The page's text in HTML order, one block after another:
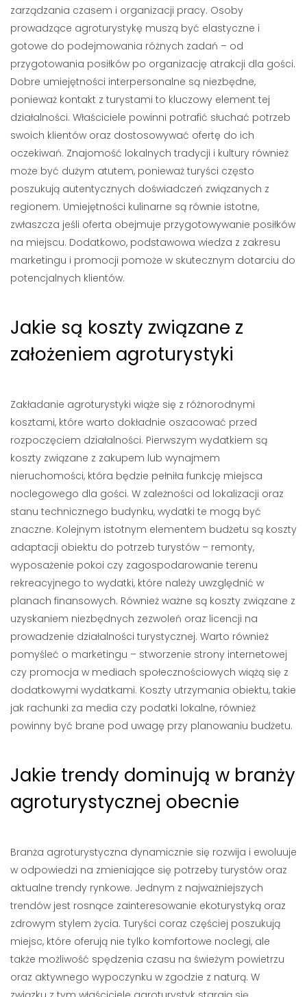
zarządzania czasem i organizacji pracy. Osoby
prowadzące agroturystykę muszą być elastyczne i
gotowe do podejmowania różnych zadań – od
przygotowania posiłków po organizację atrakcji dla gości.
Dobre umiejętności interpersonalne są niezbędne,
ponieważ kontakt z turystami to kluczowy element tej
działalności. Właściciele powinni potrafić słuchać potrzeb
swoich klientów oraz dostosowywać ofertę do ich
oczekiwań. Znajomość lokalnych tradycji i kultury również
może być dużym atutem, ponieważ turyści często
poszukują autentycznych doświadczeń związanych z
regionem. Umiejętności kulinarne są równie istotne,
zwłaszcza jeśli oferta obejmuje przygotowywanie posiłków
na miejscu. Dodatkowo, podstawowa wiedza z zakresu
marketingu i promocji pomoże w skutecznym dotarciu do
potencjalnych klientów.
Jakie są koszty związane z
założeniem agroturystyki
Zakładanie agroturystyki wiąże się z różnorodnymi
kosztami, które warto dokładnie oszacować przed
rozpoczęciem działalności. Pierwszym wydatkiem są
koszty związane z zakupem lub wynajmem
nieruchomości, która będzie pełniła funkcję miejsca
noclegowego dla gości. W zależności od lokalizacji oraz
stanu technicznego budynku, wydatki te mogą być
znaczne. Kolejnym istotnym elementem budżetu są koszty
adaptacji obiektu do potrzeb turystów – remonty,
wyposażenie pokoi czy zagospodarowanie terenu
rekreacyjnego to wydatki, które należy uwzględnić w
planach finansowych. Również ważne są koszty związane z
uzyskaniem niezbędnych zezwoleń oraz licencji na
prowadzenie działalności turystycznej. Warto również
pomyśleć o marketingu – stworzenie strony internetowej
czy promocja w mediach społecznościowych wiążą się z
dodatkowymi wydatkami. Koszty utrzymania obiektu, takie
jak rachunki za media czy podatki lokalne, również
powinny być brane pod uwagę przy planowaniu budżetu.
Jakie trendy dominują w branży
agroturystycznej obecnie
Branża agroturystyczna dynamicznie się rozwija i ewoluuje
w odpowiedzi na zmieniające się potrzeby turystów oraz
aktualne trendy rynkowe. Jednym z najważniejszych
trendów jest rosnące zainteresowanie ekoturystyką oraz
zdrowym stylem życia. Turyści coraz częściej poszukują
miejsc, które oferują nie tylko komfortowe noclegi, ale
także możliwość spędzenia czasu na świeżym powietrzu
oraz aktywnego wypoczynku w zgodzie z naturą. W